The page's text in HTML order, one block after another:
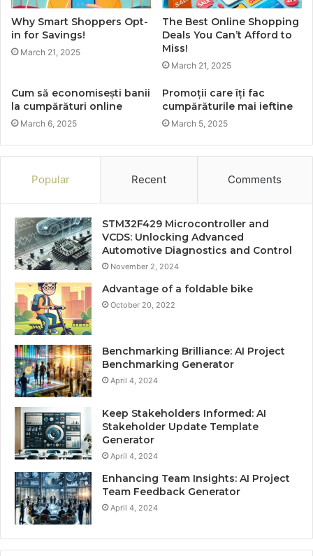
Why Smart Shoppers Opt-
in for Savings!
March 21, 2025
The Best Online Shopping
Deals You Can’t Afford to
Miss!
March 21, 2025
Cum să economisești banii
la cumpărături online
March 6, 2025
Promoții care îți fac
cumpărăturile mai ieftine
March 5, 2025
Popular Recent Comments
STM32F429 Microcontroller and
VCDS: Unlocking Advanced
Automotive Diagnostics and Control
November 2, 2024
Advantage of a foldable bike
October 20, 2022
Benchmarking Brilliance: AI Project
Benchmarking Generator
April 4, 2024
Keep Stakeholders Informed: AI
Stakeholder Update Template
Generator
April 4, 2024
Enhancing Team Insights: AI Project
Team Feedback Generator
April 4, 2024